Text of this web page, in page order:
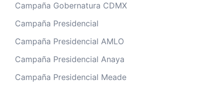
Campaña Gobernatura CDMX
Campaña Presidencial
Campaña Presidencial AMLO
Campaña Presidencial Anaya
Campaña Presidencial Meade